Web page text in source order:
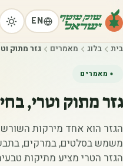
EN
בית בלוג מאמרים גזר מתוק
מאמרים
גזר מתוק וטרי,
הגזר הוא אחד מירקות
משמש בסלטים, במרקים,
הגזר הטרי מציע מתיקות